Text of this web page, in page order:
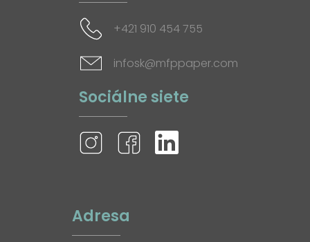
+421 910 454 755
infosk@mfppaper.com
Sociálne siete
Adresa